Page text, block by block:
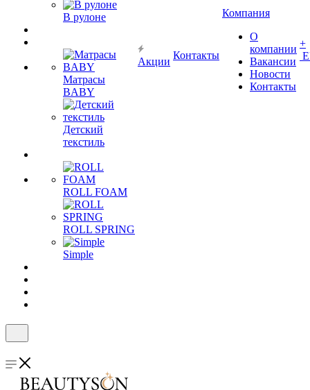
В рулоне
Матрасы
BABY
Детский
текстиль
ROLL FOAM
ROLL SPRING
Simple
Акции
Контакты
Компания
О
компании
Вакансии
Новости
Контакты
+